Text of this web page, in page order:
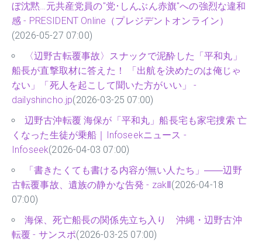
ぼ沈黙…元共産党員の"党･しんぶん赤旗"への強烈な違和
感 - PRESIDENT Online（プレジデントオンライン）
(2026-05-27 07:00)
〈辺野古転覆事故〉スナックで泥酔した「平和丸」
船長が直撃取材に答えた！ 「出航を決めたのは俺じゃ
ない」「死人を起こして聞いた方がいい」 -
dailyshincho.jp(2026-03-25 07:00)
辺野古沖転覆 海保が「平和丸」船長宅も家宅捜索 亡
くなった生徒が乗船｜Infoseekニュース -
Infoseek(2026-04-03 07:00)
「書きたくても書ける内容が無い人たち」――辺野
古転覆事故、遺族の静かな告発 - zakⅡ (2026-04-18
07:00)
海保、死亡船長の関係先立ち入り 沖縄・辺野古沖
転覆 - サンスポ(2026-03-25 07:00)